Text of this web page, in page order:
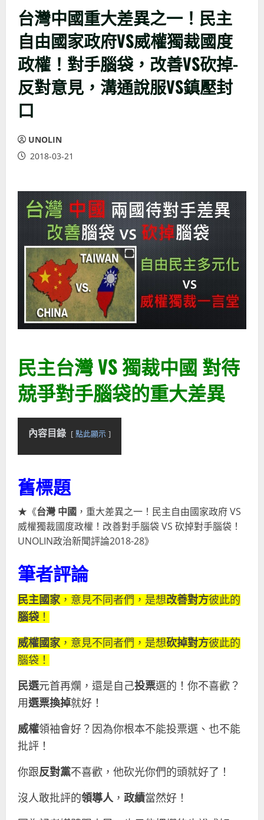
台灣中國重大差異之一！民主
自由國家政府VS威權獨裁國度
政權！對手腦袋，改善VS砍掉-
反對意見，溝通說服VS鎮壓封
口
UNOLIN
2018-03-21
民主台灣 VS 獨裁中國 對待
兢爭對手腦袋的重大差異
內容目錄 點此顯示
舊標題
★《台灣 中國 ，重大差異之一！民主自由國家政府 VS
威權獨裁國度政權！改善對手腦袋 VS 砍掉對手腦袋！
UNOLIN政治新聞評論2018-28》
筆者評論
民主國家，意見不同者們，是想改善對方彼此的
腦袋！
威權國家，意見不同者們，是想砍掉對方彼此的
腦袋！
民選元首再爛，還是自己投票選的！你不喜歡？
用選票換掉就好！
威權領袖會好？因為你根本不能投票選、也不能
批評！
你跟反對黨不喜歡，他砍光你們的頭就好了！
沒人敢批評的領導人， 政績當然好！